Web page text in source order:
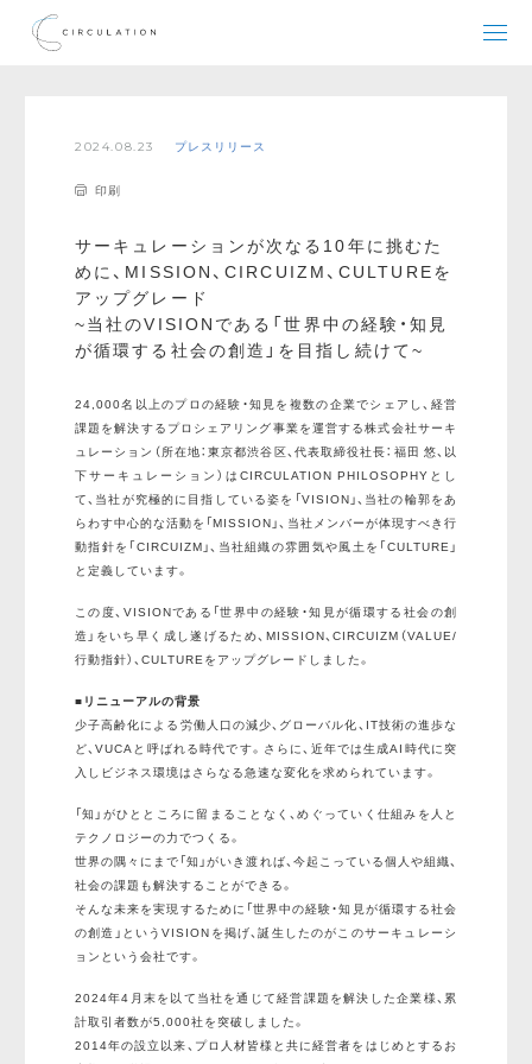
2024.08.23 プレスリリース
印刷
サーキュレーションが次なる10年に挑むた
めに、MISSION、CIRCUIZM、CULTUREを
アップグレード
~当社のVISIONである「世界中の経験・知見
が循環する社会の創造」を目指し続けて~
24,000名以上のプロの経験・知見を複数の企業でシェアし、経営
課題を解決するプロシェアリング事業を運営する株式会社サーキ
ュレーション（所在地：東京都渋谷区、代表取締役社長：福田 悠、以
下サーキュレーション）はCIRCULATION PHILOSOPHYとし
て、当社が究極的に目指している姿を「VISION」、当社の輪郭をあ
らわす中心的な活動を「MISSION」、当社メンバーが体現すべき行
動指針を「CIRCUIZM」、当社組織の雰囲気や風土を「CULTURE」
と定義しています。
この度、VISIONである「世界中の経験・知見が循環する社会の創
造」をいち早く成し遂げるため、MISSION、CIRCUIZM（VALUE/
行動指針）、CULTUREをアップグレードしました。
■リニューアルの背景
少子高齢化による労働人口の減少、グローバル化、IT技術の進歩な
ど、VUCAと呼ばれる時代です。さらに、近年では生成AI時代に突
入しビジネス環境はさらなる急速な変化を求められています。
「知」がひとところに留まることなく、めぐっていく仕組みを人と
テクノロジーの力でつくる。
世界の隅々にまで「知」がいき渡れば、今起こっている個人や組織、
社会の課題も解決することができる。
そんな未来を実現するために「世界中の経験・知見が循環する社会
の創造」というVISIONを掲げ、誕生したのがこのサーキュレーシ
ョンという会社です。
2024年4月末を以て当社を通じて経営課題を解決した企業様、累
計取引者数が5,000社を突破しました。
2014年の設立以来、プロ人材皆様と共に経営者をはじめとするお